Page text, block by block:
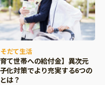
だて生活
育て世帯への給付金】異次元
化対策でより充実する6つの
は？